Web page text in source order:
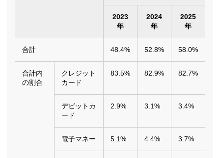
2023
年
2024
年
2025
年
合計 48.4% 52.8% 58.0%
合計内
の割合
クレジット
カード
83.5% 82.9% 82.7%
デビットカ
ード
2.9% 3.1% 3.4%
電子マネー 5.1% 4.4% 3.7%